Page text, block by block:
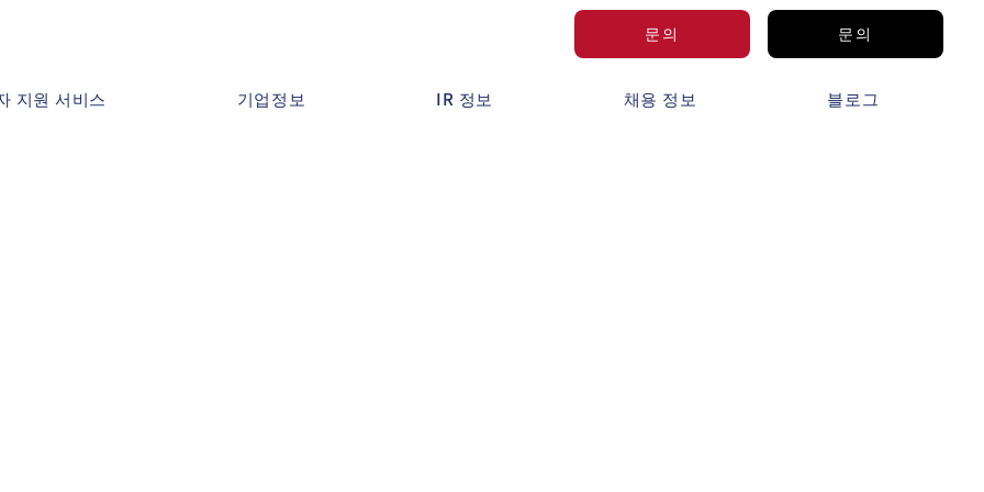
문의 문의
지원 서비스 기업정보 IR 정보 채용 정보 블로그